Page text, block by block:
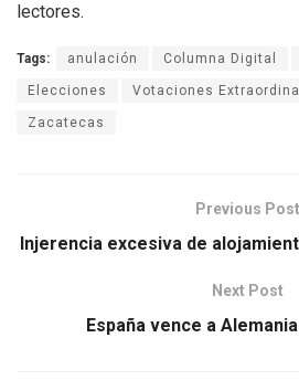
lectores.
Tags: anulación Columna Digital
Elecciones Votaciones
Zacatecas
Previous Post
Injerencia excesiva de
Next Post
España vence a